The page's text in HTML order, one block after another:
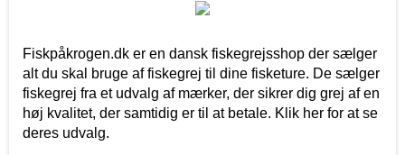
Fiskpåkrogen.dk er en dansk fiskegrejsshop der sælger
alt du skal bruge af fiskegrej til dine fisketure. De sælger
fiskegrej fra et udvalg af mærker, der sikrer dig grej af en
høj kvalitet, der samtidig er til at betale. Klik her for at se
deres udvalg.